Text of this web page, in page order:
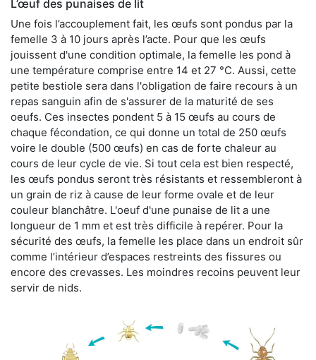
L’œuf des punaises de lit
Une fois l’accouplement fait, les œufs sont pondus par la
femelle 3 à 10 jours après l’acte. Pour que les œufs
jouissent d'une condition optimale, la femelle les pond à
une température comprise entre 14 et 27 °C. Aussi, cette
petite bestiole sera dans l'obligation de faire recours à un
repas sanguin afin de s'assurer de la maturité de ses
oeufs. Ces insectes pondent 5 à 15 œufs au cours de
chaque fécondation, ce qui donne un total de 250 œufs
voire le double (500 œufs) en cas de forte chaleur au
cours de leur cycle de vie. Si tout cela est bien respecté,
les œufs pondus seront très résistants et ressembleront à
un grain de riz à cause de leur forme ovale et de leur
couleur blanchâtre. L'oeuf d'une punaise de lit a une
longueur de 1 mm et est très difficile à repérer. Pour la
sécurité des œufs, la femelle les place dans un endroit sûr
comme l’intérieur d’espaces restreints des fissures ou
encore des crevasses. Les moindres recoins peuvent leur
servir de nids.